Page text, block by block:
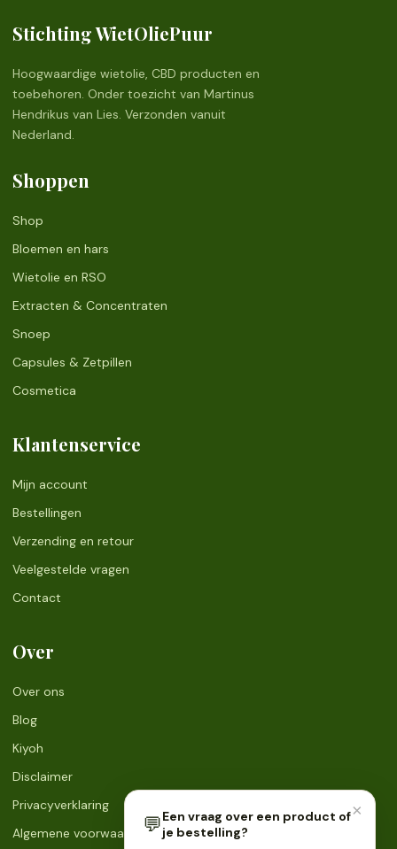
Stichting WietOliePuur
Hoogwaardige wietolie, CBD producten en
toebehoren. Onder toezicht van Martinus
Hendrikus van Lies. Verzonden vanuit
Nederland.
Shoppen
Shop
Bloemen en hars
Wietolie en RSO
Extracten & Concentraten
Snoep
Capsules & Zetpillen
Cosmetica
Klantenservice
Mijn account
Bestellingen
Verzending en retour
Veelgestelde vragen
Contact
Over
Over ons
Blog
Kiyoh
Disclaimer
Privacyverklaring
Algemene voorwaarden
×
💬Een vraag over een product of
je bestelling?